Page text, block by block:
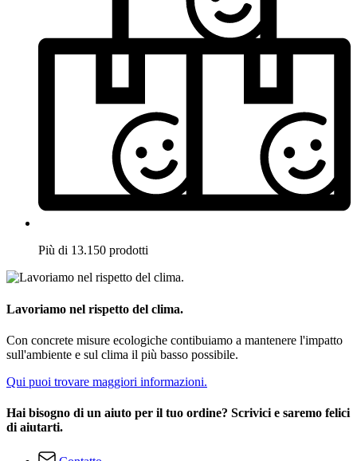
Più di 13.150 prodotti
Lavoriamo nel rispetto del clima.
Con concrete misure ecologiche contibuiamo a mantenere l'impatto
sull'ambiente e sul clima il più basso possibile.
Qui puoi trovare maggiori informazioni.
Hai bisogno di un aiuto per il tuo ordine? Scrivici e saremo felici
di aiutarti.